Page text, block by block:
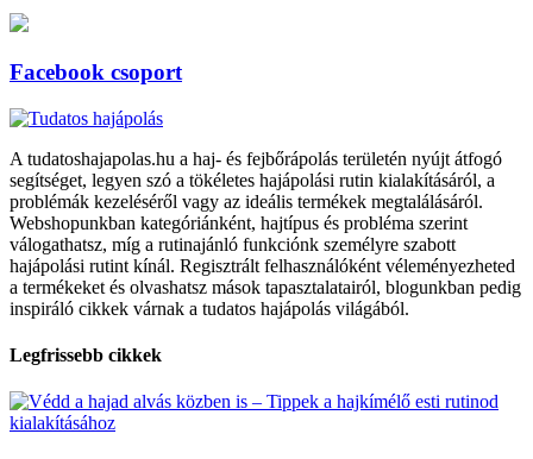
Facebook csoport
A tudatoshajapolas.hu a haj- és fejbőrápolás területén nyújt átfogó
segítséget, legyen szó a tökéletes hajápolási rutin kialakításáról, a
problémák kezeléséről vagy az ideális termékek megtalálásáról.
Webshopunkban kategóriánként, hajtípus és probléma szerint
válogathatsz, míg a rutinajánló funkciónk személyre szabott
hajápolási rutint kínál. Regisztrált felhasználóként véleményezheted
a termékeket és olvashatsz mások tapasztalatairól, blogunkban pedig
inspiráló cikkek várnak a tudatos hajápolás világából.
Legfrissebb cikkek